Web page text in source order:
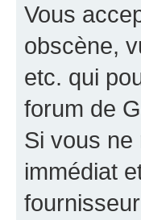
Vous
obscène,
etc. qui
forum de
Si vous
immédiat